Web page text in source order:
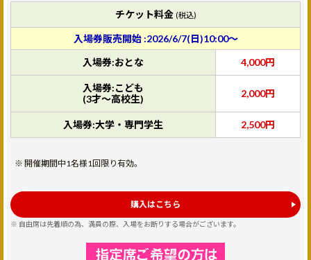
チケット料金 (税込)
入場券販売開始 :2026/6/7(日)10:00～
入場券:おとな
4,000円
入場券:こども
(3才～高校生)
2,000円
入場券:大学・専門学生 2,500円
開催期間中1名様1回限り有効。
購入はこちら
自由席は先着順の為、満員の際、入場をお断りする場合がございます。